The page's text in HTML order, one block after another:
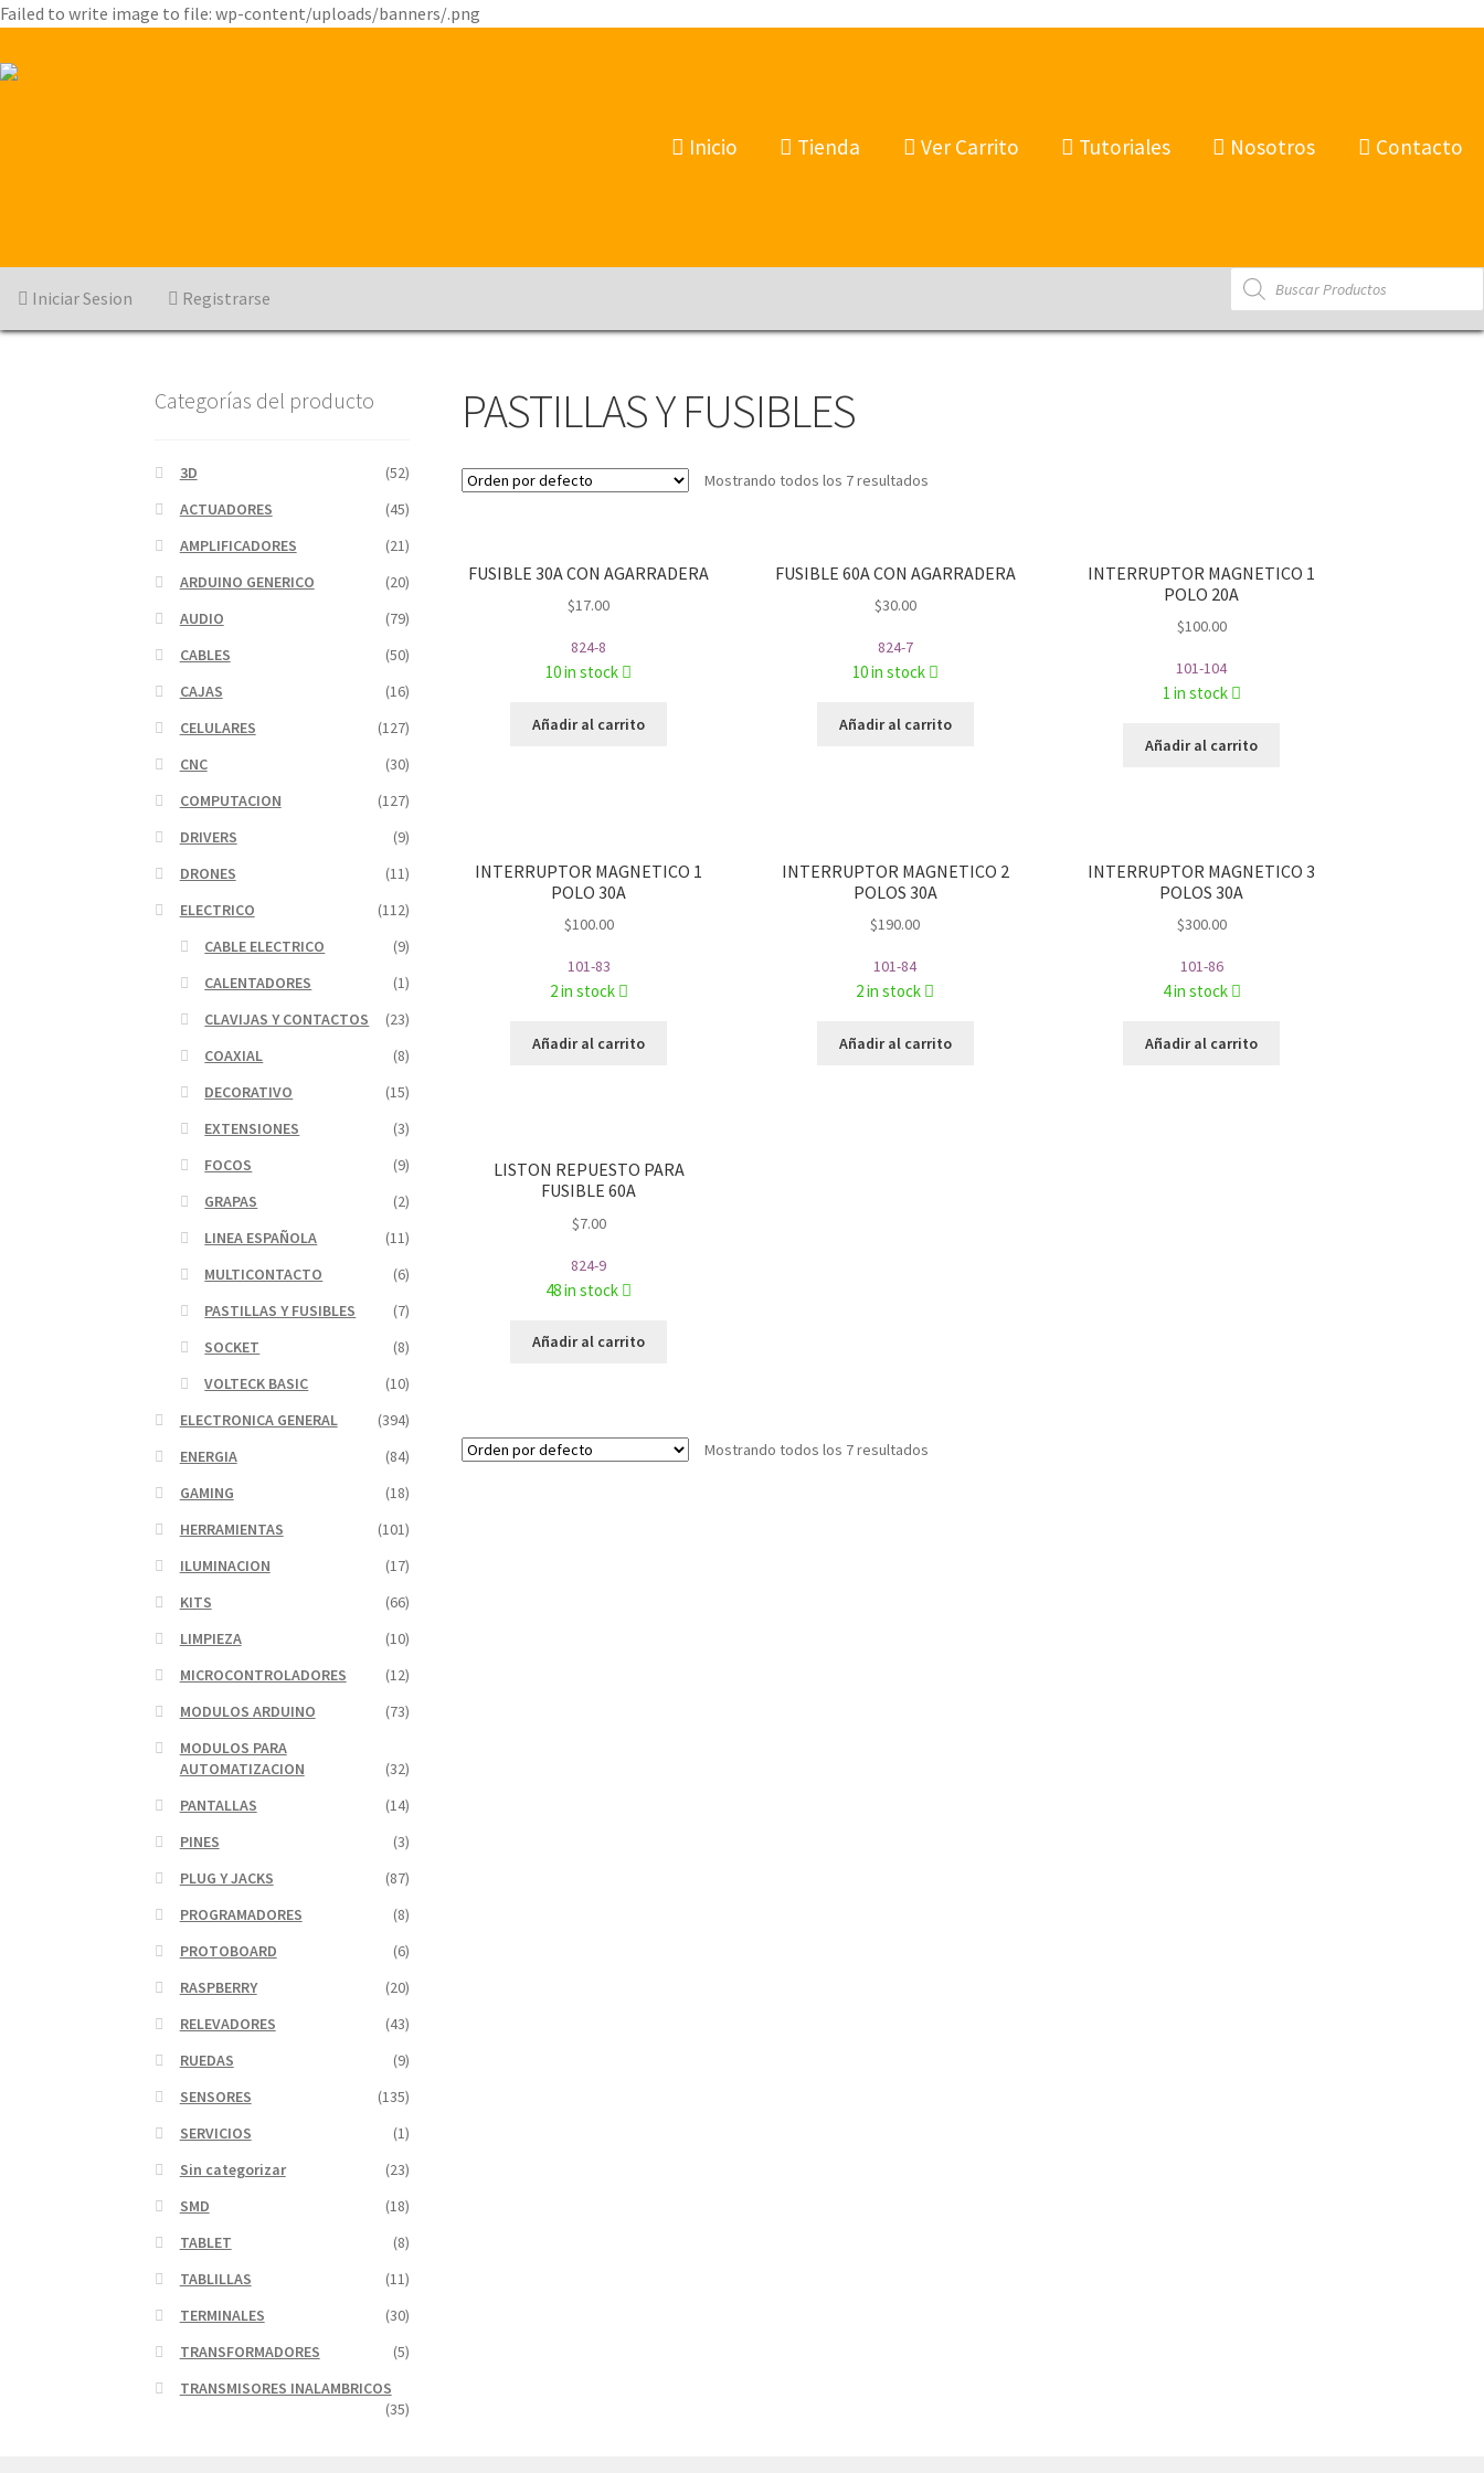
Failed to write image to file: wp-content/uploads/banners/.png
Inicio Tienda Ver Carrito Tutoriales Nosotros Contacto
Products
search
Iniciar Sesion Registrarse
PASTILLAS Y FUSIBLES
Mostrando todos los 7 resultados
FUSIBLE 30A CON AGARRADERA
$17.00
824-8
10 in stock
Añadir al carrito
FUSIBLE 60A CON AGARRADERA
$30.00
824-7
10 in stock
Añadir al carrito
INTERRUPTOR MAGNETICO 1
POLO 20A
$100.00
101-104
1 in stock
Añadir al carrito
INTERRUPTOR MAGNETICO 1
POLO 30A
$100.00
101-83
2 in stock
Añadir al carrito
INTERRUPTOR MAGNETICO 2
POLOS 30A
$190.00
101-84
2 in stock
Añadir al carrito
INTERRUPTOR MAGNETICO 3
POLOS 30A
$300.00
101-86
4 in stock
Añadir al carrito
LISTON REPUESTO PARA
FUSIBLE 60A
$7.00
824-9
48 in stock
Añadir al carrito
Mostrando todos los 7 resultados
Categorías del producto
3D
(52)
ACTUADORES
(45)
AMPLIFICADORES
(21)
ARDUINO GENERICO
(20)
AUDIO
(79)
CABLES
(50)
CAJAS
(16)
CELULARES
(127)
CNC
(30)
COMPUTACION
(127)
DRIVERS
(9)
DRONES
(11)
ELECTRICO
(112)
CABLE ELECTRICO
(9)
CALENTADORES
(1)
CLAVIJAS Y CONTACTOS
(23)
COAXIAL
(8)
DECORATIVO
(15)
EXTENSIONES
(3)
FOCOS
(9)
GRAPAS
(2)
LINEA ESPAÑOLA
(11)
MULTICONTACTO
(6)
PASTILLAS Y FUSIBLES
(7)
SOCKET
(8)
VOLTECK BASIC
(10)
ELECTRONICA GENERAL
(394)
ENERGIA
(84)
GAMING
(18)
HERRAMIENTAS
(101)
ILUMINACION
(17)
KITS
(66)
LIMPIEZA
(10)
MICROCONTROLADORES
(12)
MODULOS ARDUINO
(73)
MODULOS PARA
AUTOMATIZACION
(32)
PANTALLAS
(14)
PINES
(3)
PLUG Y JACKS
(87)
PROGRAMADORES
(8)
PROTOBOARD
(6)
RASPBERRY
(20)
RELEVADORES
(43)
RUEDAS
(9)
SENSORES
(135)
SERVICIOS
(1)
Sin categorizar
(23)
SMD
(18)
TABLET
(8)
TABLILLAS
(11)
TERMINALES
(30)
TRANSFORMADORES
(5)
TRANSMISORES INALAMBRICOS
(35)